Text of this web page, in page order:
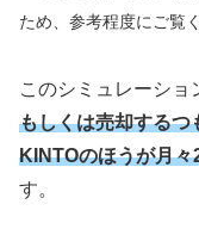
ため、参考程度にご覧
このシミュレーショ
もしくは売却するつ
KINTOのほうが月々
す。